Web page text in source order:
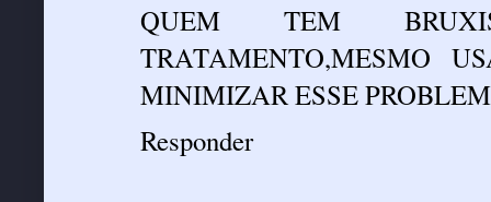
QUEM TEM
TRATAMENTO,MESMO
MINIMIZAR ESSE
Responder